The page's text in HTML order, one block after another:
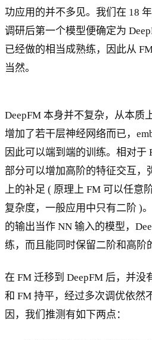
功应用的并不多见。我们在 18
调研后第一个模型便确定为
已经做的相当成熟练，因此从
当然。
DeepFM 本身并不复杂，从本质
增加了若干层神经网络而已，
因此可以端到端的训练。相对于
部分可以增加高阶的特征交互，
上的补足 ( 原理上 FM 可以任意
复杂度，一般应用中只有二阶 )
的输出当作 NN 输入的模型，
练，而且能同时保留二阶和高阶
在 FM 迁移到 DeepFM 后，并没
和 FM 持平，经过多次调优依然
因，我们推测有如下两点：